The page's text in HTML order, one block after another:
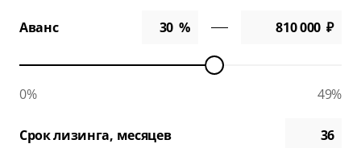
Аванс
0% 49%
Срок лизинга, месяцев